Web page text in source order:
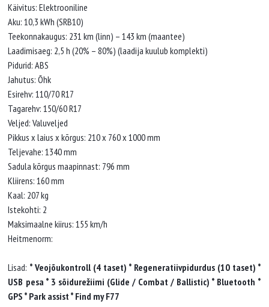
Käivitus: Elektrooniline
Aku: 10,3 kWh (SRB10)
Teekonnakaugus: 231 km (linn) – 143 km (maantee)
Laadimisaeg: 2,5 h (20% – 80%) (laadija kuulub komplekti)
Pidurid: ABS
Jahutus: Õhk
Esirehv: 110/70 R17
Tagarehv: 150/60 R17
Veljed: Valuveljed
Pikkus x laius x kõrgus: 210 x 760 x 1000 mm
Teljevahe: 1340 mm
Sadula kõrgus maapinnast: 796 mm
Kliirens: 160 mm
Kaal: 207 kg
Istekohti: 2
Maksimaalne kiirus: 155 km/h
Heitmenorm:
Lisad: * Veojõukontroll (4 taset) * Regeneratiivpidurdus (10 taset) *
USB pesa * 3 sõidurežiimi (Glide / Combat / Ballistic) * Bluetooth *
GPS * Park assist * Find my F77